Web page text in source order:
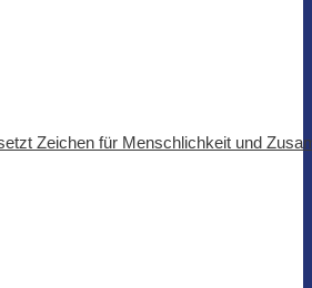
Zeichen für Menschlichkeit und